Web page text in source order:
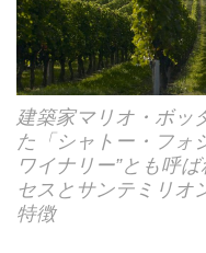
建築家マリオ・ボッ
た「シャトー・フォ
ワイナリー”とも呼
セスとサンテミリオ
特徴